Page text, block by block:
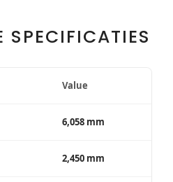
SPECIFICATIES
Value
6,058 mm
2,450 mm